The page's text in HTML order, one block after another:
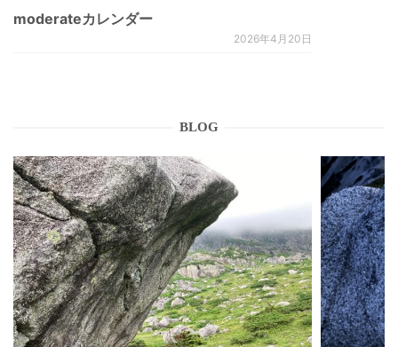
moderateカレンダー
2026年4月20日
BLOG